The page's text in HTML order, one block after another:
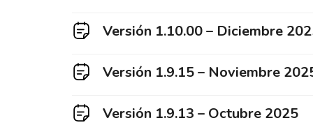
Versión 1.10.00 – Diciembre
Versión 1.9.15 – Noviembre
Versión 1.9.13 – Octubre 2025